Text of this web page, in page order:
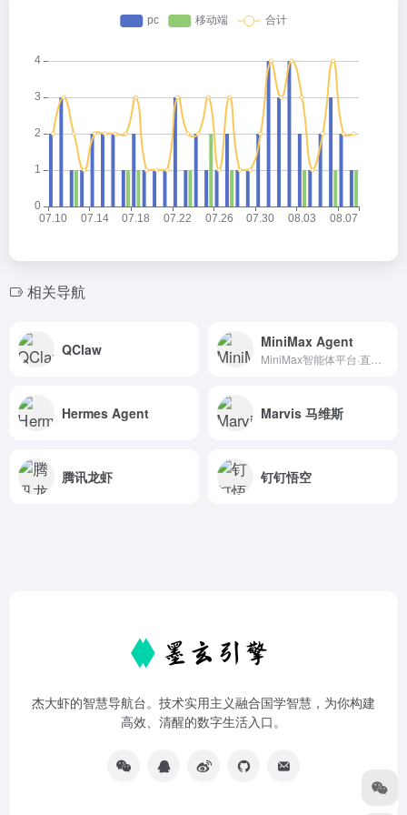
相关导航
QClaw MiniMax Agent
Hermes Agent Marvis 马维斯
腾讯龙虾 钉钉悟空
杰大虾的智慧导航台。技术实用主义融合国学智慧，为你构建
高效、清醒的数字生活入口。